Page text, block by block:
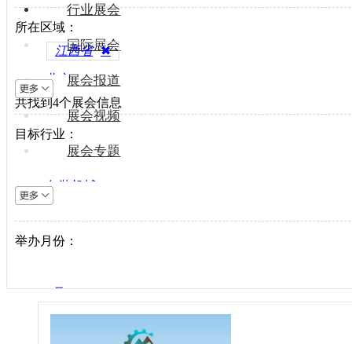
行业展会
国际展会
展会报道
展会视频
展会专题
江西省 ✖
共找到4个展会信息
所在区域：
北京
上海
天津
重庆
山西
内蒙古
辽宁
黑龙江
江苏
目标行业：
包装机械
电梯设备
电子制造
供水处理
举办月份：
1月
2月